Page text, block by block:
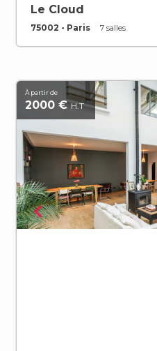
Le Cloud
75002 - Paris 7 salles
À partir de
2000 € H.T